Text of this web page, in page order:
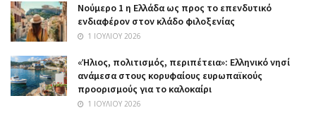
Nούμερο 1 η Ελλάδα ως προς το επενδυτικό
ενδιαφέρον στον κλάδο φιλοξενίας
1 ΙΟΥΛΊΟΥ 2026
«Ήλιος, πολιτισμός, περιπέτεια»: Ελληνικό νησί
ανάμεσα στους κορυφαίους ευρωπαϊκούς
προορισμούς για το καλοκαίρι
1 ΙΟΥΛΊΟΥ 2026